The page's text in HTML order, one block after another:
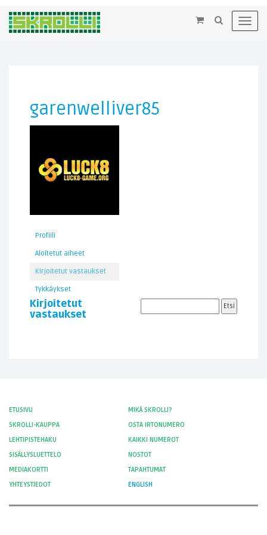
×
garenwelliver85
Profiili
Aloitetut aiheet
Kirjoitetut vastaukset
Tykkäykset
Kirjoitetut
vastaukset
ETUSIVU
MIKÄ SKROLLI?
SKROLLI-KAUPPA
OSTA IRTONUMERO
LEHTIPISTEHAKU
KAIKKI NUMEROT
SISÄLLYSLUETTELO
NOSTOT
MEDIAKORTTI
TAPAHTUMAT
YHTEYSTIEDOT
ENGLISH